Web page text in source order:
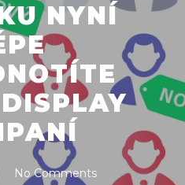
NYNÍ
No Comments